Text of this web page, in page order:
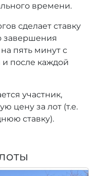
времени.
сделает ставку
завершения
пять минут с
и после каждой
участник,
цену за лот (т.е.
ставку).